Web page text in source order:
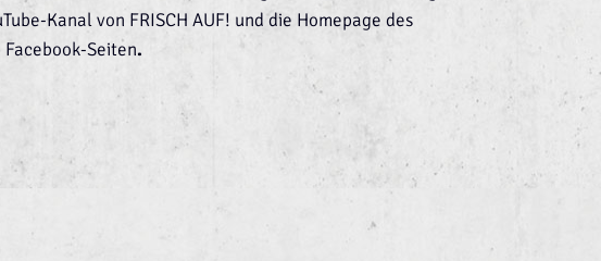
Kanal von FRISCH AUF! und die Homepage des
Seiten.